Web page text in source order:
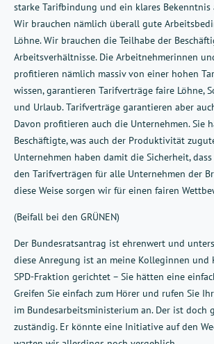
starke Tarifbindung und ein klares Bekenntnis
Wir brauchen nämlich überall gute
Löhne. Wir brauchen die Teilhabe der
Arbeitsverhältnisse. Die Arbeitnehmerinnen
profitieren nämlich massiv von einer hohen
wissen, garantieren Tarifverträge faire Löhne,
und Urlaub. Tarifverträge garantieren aber
Davon profitieren auch die Unternehmen. Sie
Beschäftigte, was auch der Produktivität
Unternehmen haben damit die Sicherheit,
den Tarifverträgen für alle Unternehmen der
diese Weise sorgen wir für einen fairen
(Beifall bei den GRÜNEN)
Der Bundesratsantrag ist ehrenwert und
diese Anregung ist an meine Kolleginnen und
SPD-Fraktion gerichtet – Sie hätten eine
Greifen Sie einfach zum Hörer und rufen Sie
im Bundesarbeitsministerium an. Der ist doch
zuständig. Er könnte eine Initiative auf den